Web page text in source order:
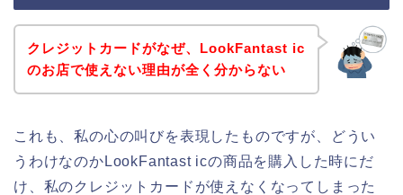
クレジットカードがなぜ、LookFantast ic
のお店で使えない理由が全く分からない
これも、私の心の叫びを表現したものですが、どうい
うわけなのかLookFantast icの商品を購入した時にだ
け、私のクレジットカードが使えなくなってしまった